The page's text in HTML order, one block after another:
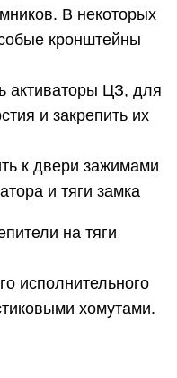
В некоторых
кронштейны
активаторы ЦЗ, для
и закрепить их
к двери зажимами
и тяги замка
на тяги
исполнительного
хомутами.